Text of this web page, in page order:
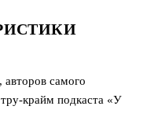
самого
крайм подкаста «У